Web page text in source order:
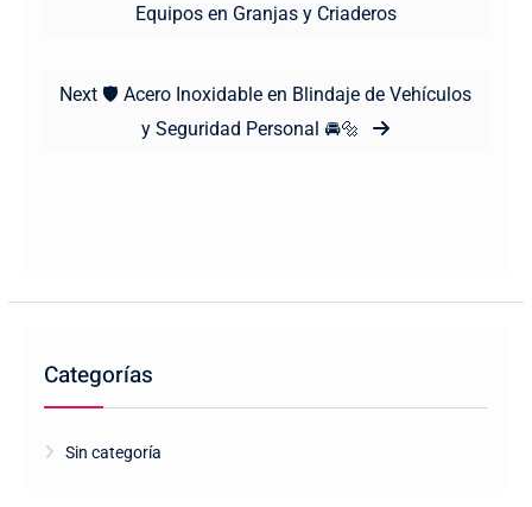
post:
Equipos en Granjas y Criaderos
Next Next
post:
🛡️ Acero Inoxidable en Blindaje de Vehículos
y Seguridad Personal 🚘🔩
Categorías
Sin categoría